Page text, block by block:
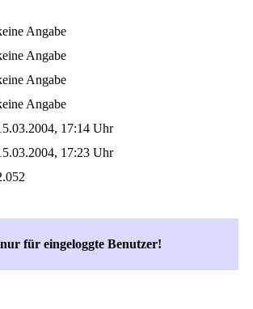
Angabe
Angabe
Angabe
Angabe
17:14 Uhr
17:23 Uhr
für eingeloggte Benutzer!